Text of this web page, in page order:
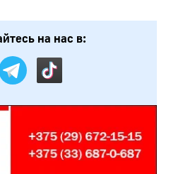
на нас в: